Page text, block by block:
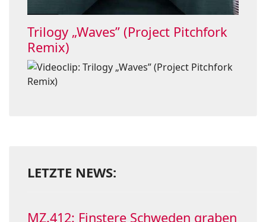
Trilogy „Waves” (Project Pitchfork
Remix)
LETZTE NEWS:
MZ.412: Finstere Schweden graben